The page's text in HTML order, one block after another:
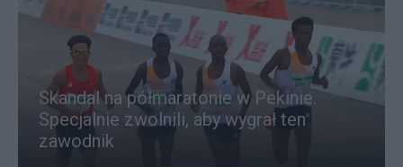
Skandal na półmaratonie w Pekinie.
Specjalnie zwolnili, aby wygrał ten
zawodnik